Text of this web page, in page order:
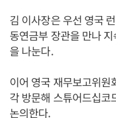
김 이사장은 우선 영국
동연금부 장관을 만나
을 나눈다.
이어 영국 재무보고위원
각 방문해 스튜어드십
논의한다.